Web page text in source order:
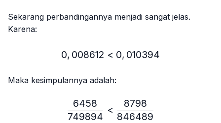
Sekarang perbandingannya menjadi sangat jelas.
Karena:
0,008612 < 0,010394
0, 008612 < 0, 010394
Maka kesimpulannya adalah:
\frac{6458}{749894} <
749894
6458
<
846489
8798